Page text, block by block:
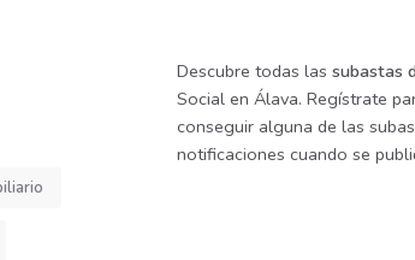
Descubre todas las subastas
Social en Álava. Regístrate
conseguir alguna de las
notificaciones cuando se